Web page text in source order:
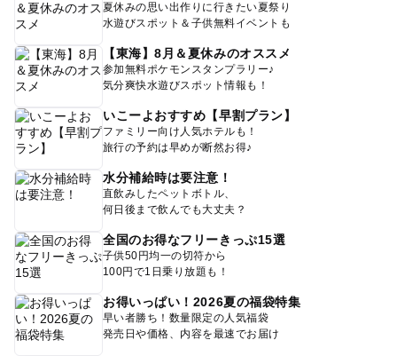
夏休みの思い出作りに行きたい夏祭り
水遊びスポット＆子供無料イベントも
【東海】8月＆夏休みのオススメ
参加無料ポケモンスタンプラリー♪
気分爽快水遊びスポット情報も！
いこーよおすすめ【早割プラン】
ファミリー向け人気ホテルも！
旅行の予約は早めが断然お得♪
水分補給時は要注意！
直飲みしたペットボトル、
何日後まで飲んでも大丈夫？
全国のお得なフリーきっぷ15選
子供50円均一の切符から
100円で1日乗り放題も！
お得いっぱい！2026夏の福袋特集
早い者勝ち！数量限定の人気福袋
発売日や価格、内容を最速でお届け